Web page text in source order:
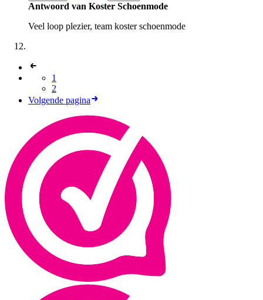
Antwoord van Koster Schoenmode
Veel loop plezier, team koster schoenmode
1
2
Volgende pagina